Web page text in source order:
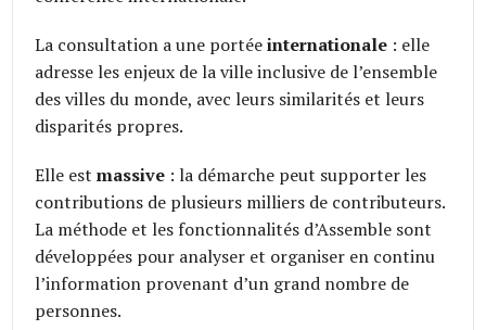
La consultation a une portéeinternationale : elle
adresse les enjeux de la ville inclusive de l’ensemble
des villes du monde, avec leurs similarités et leurs
disparités propres.
Elle est massive : la démarche peut supporter les
contributions de plusieurs milliers de contributeurs.
La méthode et les fonctionnalités d’Assemble sont
développées pour analyser et organiser en continu
l’information provenant d’un grand nombre de
personnes.